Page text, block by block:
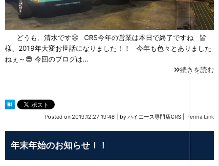
どうも、清水です😬 CRS今年の営業は本日で終了ですね 皆
様、2019年大変お世話になりました！！ 今年も色々とありました
ねぇ～😎 今回のブログは…
続きを読む
Posted on 2019.12.27 19:48 by ハイエース専門店CRS Perma Link
年末年始のお知らせ！！